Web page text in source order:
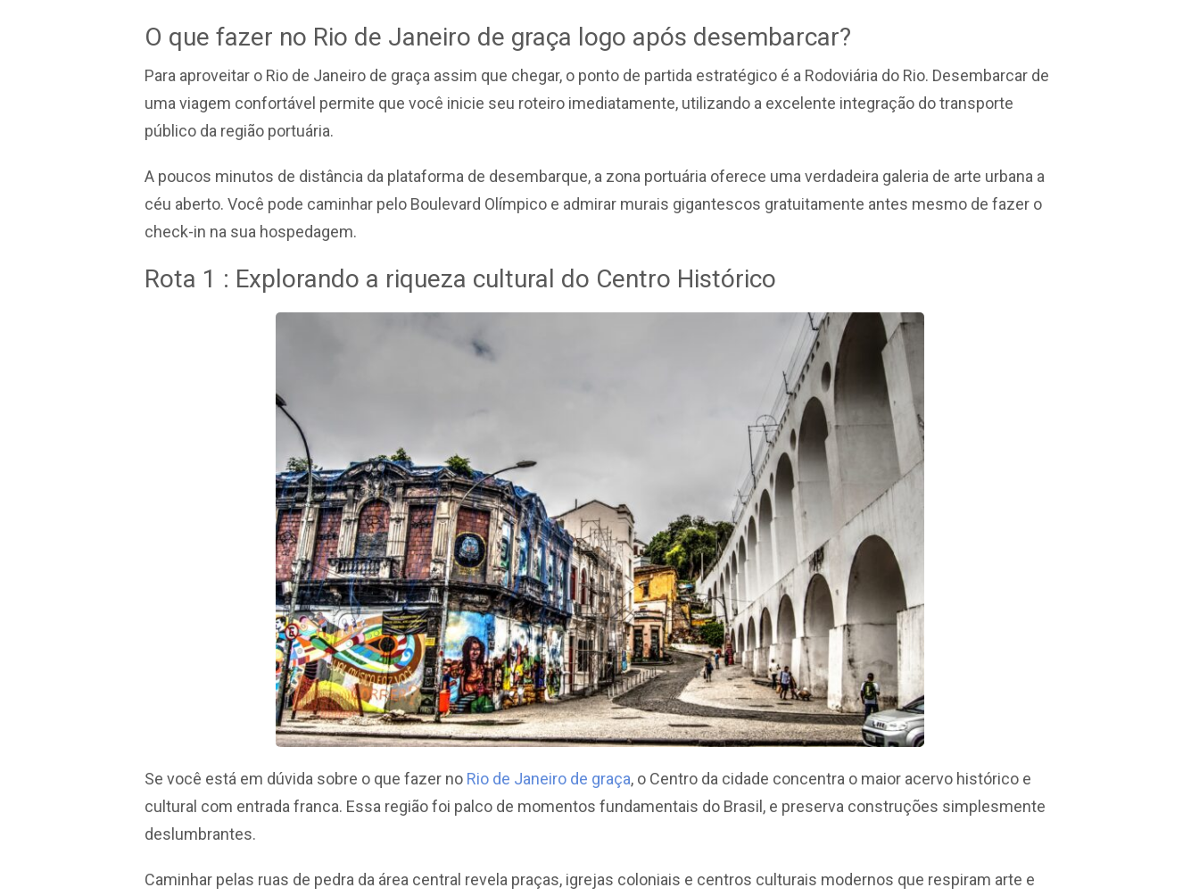
O que fazer no Rio de Janeiro de graça logo após desembarcar?
Para aproveitar o Rio de Janeiro de graça assim que chegar, o ponto de partida estratégico é a Rodoviária do Rio. Desembarcar de
uma viagem confortável permite que você inicie seu roteiro imediatamente, utilizando a excelente integração do transporte
público da região portuária.
A poucos minutos de distância da plataforma de desembarque, a zona portuária oferece uma verdadeira galeria de arte urbana a
céu aberto. Você pode caminhar pelo Boulevard Olímpico e admirar murais gigantescos gratuitamente antes mesmo de fazer o
check-in na sua hospedagem.
Rota 1 : Explorando a riqueza cultural do Centro Histórico
Se você está em dúvida sobre o que fazer no Rio de Janeiro de graça, o Centro da cidade concentra o maior acervo histórico e
cultural com entrada franca. Essa região foi palco de momentos fundamentais do Brasil, e preserva construções simplesmente
deslumbrantes.
Caminhar pelas ruas de pedra da área central revela praças, igrejas coloniais e centros culturais modernos que respiram arte e